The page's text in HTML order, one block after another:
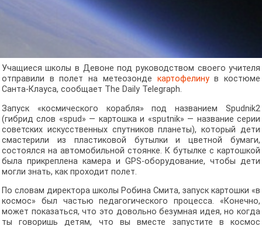
Учащиеся школы в Девоне под руководством своего учителя
отправили в полет на метеозонде картофелинув костюме
Санта-Клауса, сообщает The Daily Telegraph.
Запуск «космического корабля» под названием Spudnik2
(гибрид слов «spud» — картошка и «sputnik» — название серии
советских искусственных спутников планеты), который дети
смастерили из пластиковой бутылки и цветной бумаги,
состоялся на автомобильной стоянке. К бутылке с картошкой
была прикреплена камера и GPS-оборудование, чтобы дети
могли знать, как проходит полет.
По словам директора школы Робина Смита, запуск картошки «в
космос» был частью педагогического процесса. «Конечно,
может показаться, что это довольно безумная идея, но когда
ты говоришь детям, что вы вместе запустите в космос